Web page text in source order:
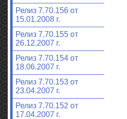
Релиз 7.70.156 от
15.01.2008 г.
Релиз 7.70.155 от
26.12.2007 г.
Релиз 7.70.154 от
18.06.2007 г.
Релиз 7.70.153 от
23.04.2007 г.
Релиз 7.70.152 от
17.04.2007 г.